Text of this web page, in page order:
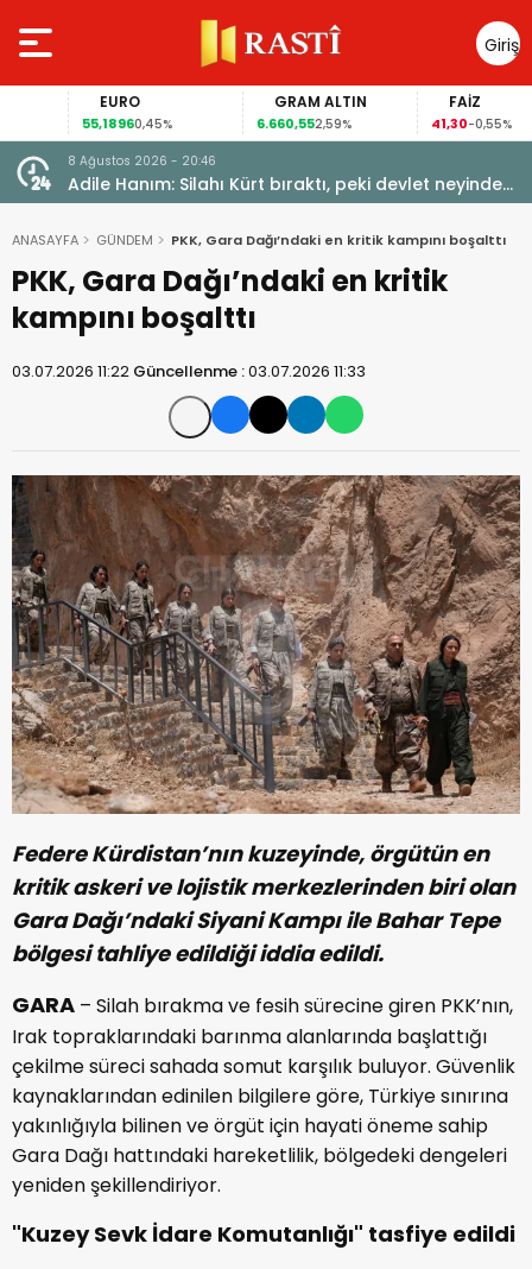
Giriş
Yap
EURO
55,18960,45%
GRAM ALTIN
6.660,552,59%
FAİZ
41,30-0,55%
8 Ağustos 2026 - 20:46
Adile Hanım: Silahı Kürt bıraktı, peki devlet neyinden
vazgeçti?
ANASAYFA GÜNDEM PKK, Gara Dağı’ndaki en kritik kampını boşalttı
PKK, Gara Dağı’ndaki en kritik
kampını boşalttı
03.07.2026 11:22 Güncellenme :03.07.2026 11:33
Federe Kürdistan’nın kuzeyinde, örgütün en
kritik askeri ve lojistik merkezlerinden biri olan
Gara Dağı’ndaki Siyani Kampı ile Bahar Tepe
bölgesi tahliye edildiği iddia edildi.
GARA – Silah bırakma ve fesih sürecine giren PKK’nın,
Irak topraklarındaki barınma alanlarında başlattığı
çekilme süreci sahada somut karşılık buluyor. Güvenlik
kaynaklarından edinilen bilgilere göre, Türkiye sınırına
yakınlığıyla bilinen ve örgüt için hayati öneme sahip
Gara Dağı hattındaki hareketlilik, bölgedeki dengeleri
yeniden şekillendiriyor.
"Kuzey Sevk İdare Komutanlığı" tasfiye edildi